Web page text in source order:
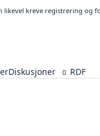
kreve registrering og
Diskusjoner 0 RDF